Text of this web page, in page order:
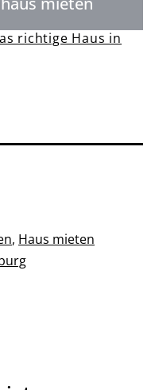
richtige Haus in
, Haus mieten